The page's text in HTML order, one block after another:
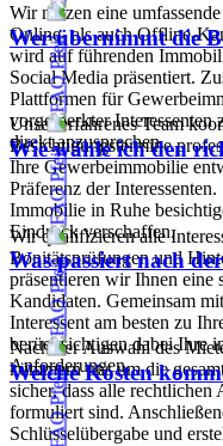
Wir nutzen eine
Online- als auch Offline-
wird auf führenden
Social Media präsentiert.
Plattformen für
vorgemerkter Interessenten
direkt anzusprechen.
Wer übernimmt die
Unser erfahrenes Team
Besichtigungstermine
Ihre Gewerbeimmobilie
Präferenz der
Immobilie in Ruhe
Eindruck verschaffen.
Wie wähle ich den
Wir qualifizieren alle
Bonitätsprüfungen und
präsentieren wir Ihnen eine
Kandidaten. Gemeinsam
Interessent am besten zu
berücksichtigen dabei Ihre
Anforderungen.
Was passiert nach
Nach der Auswahl des
kümmern uns um die
sicher, dass alle
formuliert sind.
Schlüsselübergabe und
Welche Kosten